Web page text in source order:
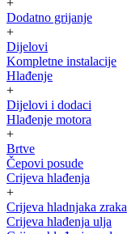
+
Dodatno grijanje
+
Dijelovi
Kompletne instalacije
Hlađenje
+
Dijelovi i dodaci
Hlađenje motora
+
Brtve
Čepovi posude
Crijeva hlađenja
+
Crijeva hladnjaka zraka
Crijeva hlađenja ulja